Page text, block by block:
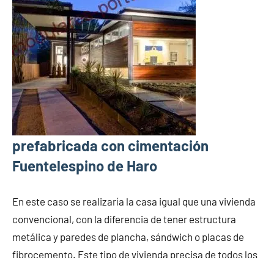
prefabricada con cimentación
Fuentelespino de Haro
En este caso se realizaría la casa igual que una vivienda
convencional, con la diferencia de tener estructura
metálica y paredes de plancha, sándwich o placas de
fibrocemento. Este tipo de vivienda precisa de todos los